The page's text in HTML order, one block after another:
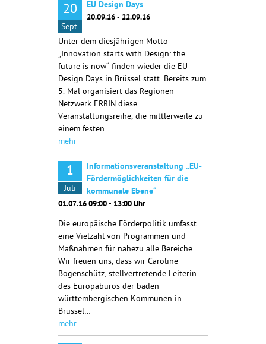
20
Sept.
EU Design Days
20.09.16 - 22.09.16
Unter dem diesjährigen Motto
„Innovation starts with Design: the
future is now“ finden wieder die EU
Design Days in Brüssel statt. Bereits zum
5. Mal organisiert das Regionen-
Netzwerk ERRIN diese
Veranstaltungsreihe, die mittlerweile zu
einem festen…
mehr
1
Juli
Informationsveranstaltung „EU-
Fördermöglichkeiten für die
kommunale Ebene“
01.07.16 09:00 - 13:00 Uhr
Die europäische Förderpolitik umfasst
eine Vielzahl von Programmen und
Maßnahmen für nahezu alle Bereiche.
Wir freuen uns, dass wir Caroline
Bogenschütz, stellvertretende Leiterin
des Europabüros der baden-
württembergischen Kommunen in
Brüssel…
mehr